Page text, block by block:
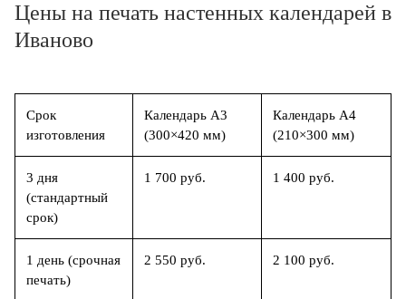
Цены на печать настенных календарей в
Иваново
Срок
изготовления
Календарь А3
(300×420 мм)
Календарь А4
(210×300 мм)
3 дня
(стандартный
срок)
1 700 руб. 1 400 руб.
1 день (срочная
печать)
2 550 руб. 2 100 руб.